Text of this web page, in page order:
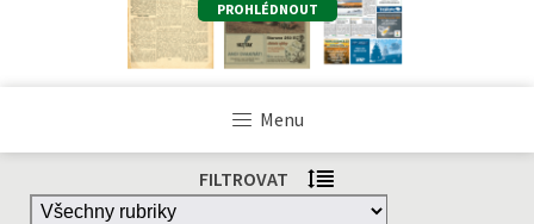
PROHLÉDNOUT
Menu
FILTROVAT